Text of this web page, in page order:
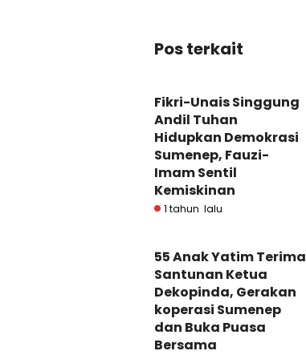
Pos terkait
Fikri-Unais Singgung
Andil Tuhan
Hidupkan Demokrasi
Sumenep, Fauzi-
Imam Sentil
Kemiskinan
1 tahun lalu
55 Anak Yatim Terima
Santunan Ketua
Dekopinda, Gerakan
koperasi Sumenep
dan Buka Puasa
Bersama